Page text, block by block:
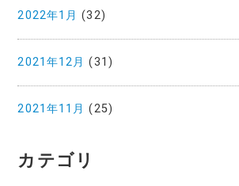
2022年1月 (32)
2021年12月 (31)
2021年11月 (25)
カテゴリ